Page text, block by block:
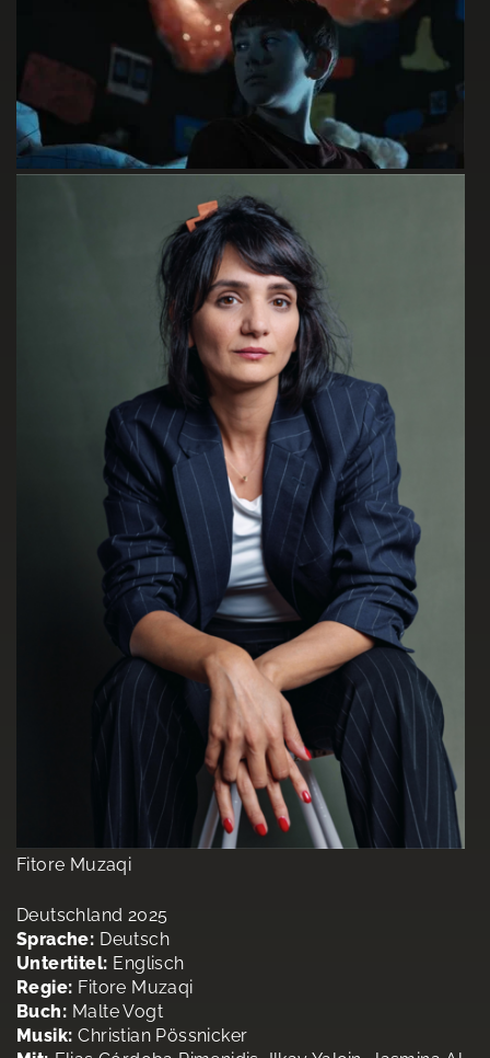
Fitore Muzaqi
Deutschland 2025
Sprache: Deutsch
Untertitel: Englisch
Regie: Fitore Muzaqi
Buch: Malte Vogt
Musik: Christian Pössnicker